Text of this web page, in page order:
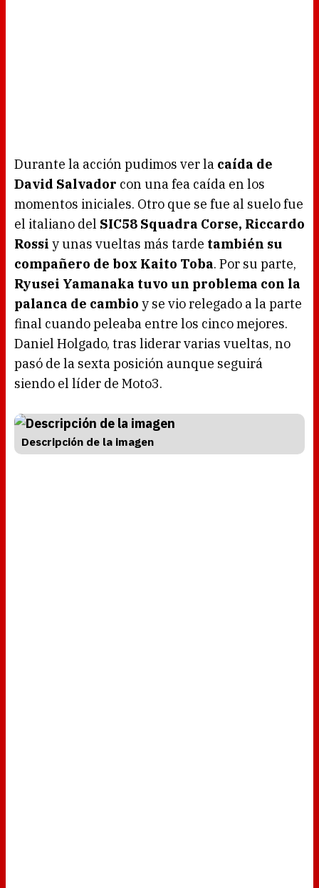
Durante la acción pudimos ver la caída de
David Salvador con una fea caída en los
momentos iniciales. Otro que se fue al suelo fue
el italiano del SIC58 Squadra Corse, Riccardo
Rossi y unas vueltas más tarde también su
compañero de box Kaito Toba. Por su parte,
Ryusei Yamanaka tuvo un problema con la
palanca de cambio y se vio relegado a la parte
final cuando peleaba entre los cinco mejores.
Daniel Holgado, tras liderar varias vueltas, no
pasó de la sexta posición aunque seguirá
siendo el líder de Moto3.
Descripción de la imagen